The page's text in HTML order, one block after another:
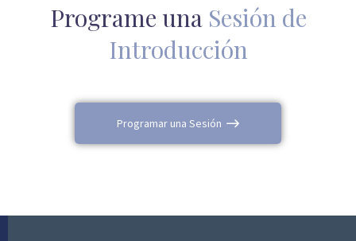
Programe una Sesión de
Introducción
Programar una Sesión